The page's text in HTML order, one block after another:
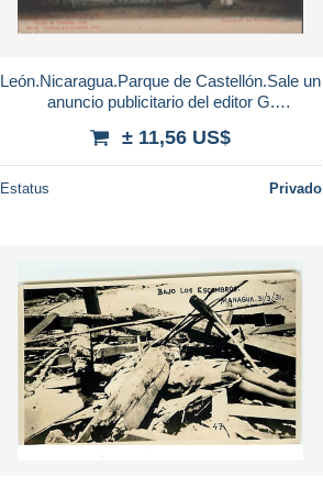
León.Nicaragua.Parque de Castellón.Sale un
anuncio publicitario del editor G.
± 11,56 US$
Estatus Privado